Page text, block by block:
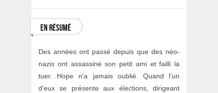
En résumé
Des années ont passé depuis que des néo-
nazis ont assassiné son petit ami et failli la
tuer. Hope n’a jamais oublié. Quand l’un
d’eux se présente aux élections, dirigeant